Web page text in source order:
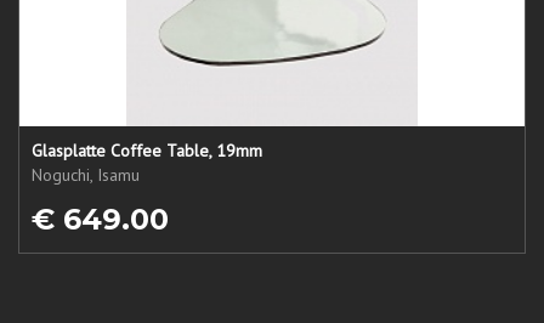
Glasplatte Coffee Table, 19mm
Noguchi, Isamu
€ 649.00